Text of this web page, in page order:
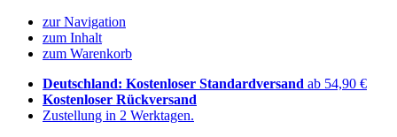
zur Navigation
zum Inhalt
zum Warenkorb
Deutschland: Kostenloser Standardversand ab 54,90 €
Kostenloser Rückversand
Zustellung in 2 Werktagen.